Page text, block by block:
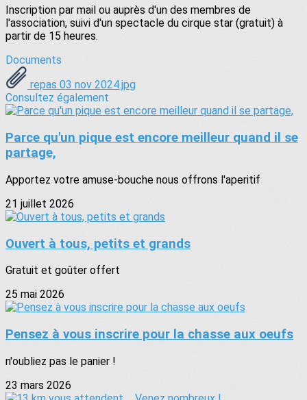
Inscription par mail ou auprès d'un des membres de
l'association, suivi d'un spectacle du cirque star (gratuit) à
partir de 15 heures.
Documents
repas 03 nov 2024.jpg
Consultez également
Parce qu'un pique est encore meilleur quand il se
partage,
Apportez votre amuse-bouche nous offrons l'aperitif
21 juillet 2026
Ouvert à tous, petits et grands
Gratuit et goûter offert
25 mai 2026
Pensez à vous inscrire pour la chasse aux oeufs
n'oubliez pas le panier !
23 mars 2026